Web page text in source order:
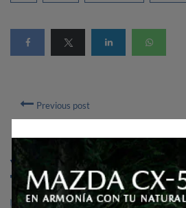
Previous post
YOU MIGHT ALSO LIKE